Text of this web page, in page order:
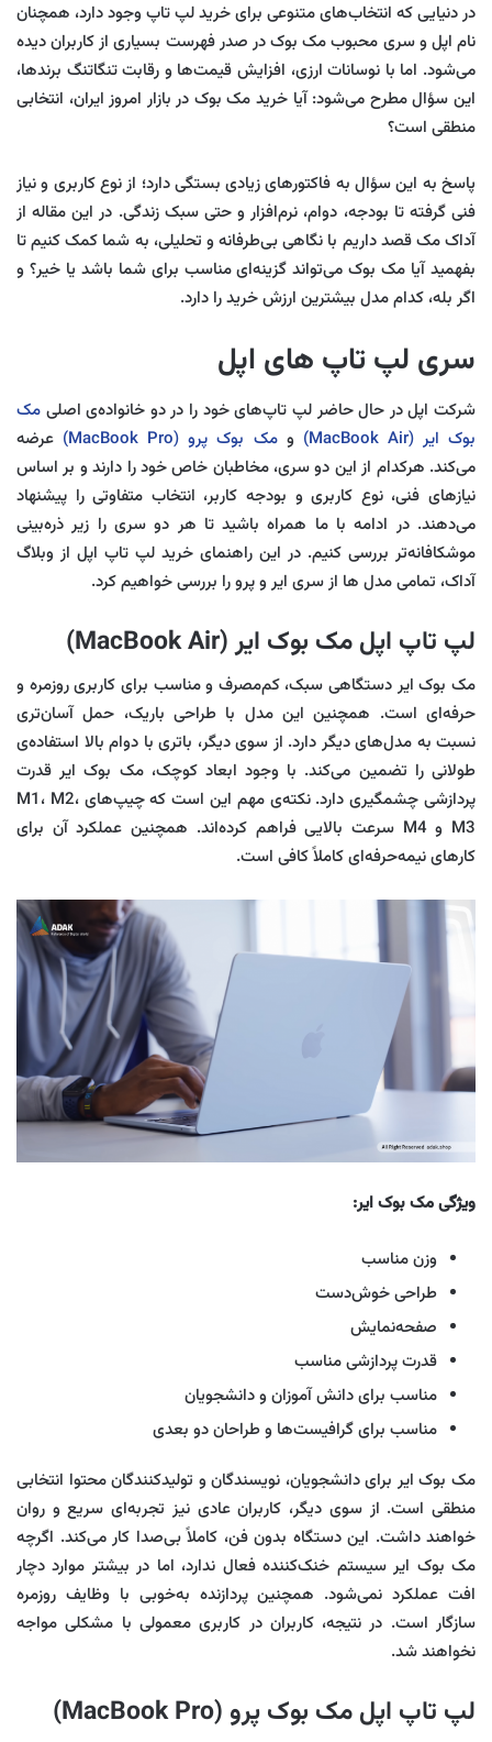
در دنیایی که انتخاب‌های متنوعی برای خرید لپ تاپ وجود دارد، همچنان
نام اپل و سری محبوب مک بوک در صدر فهرست بسیاری از کاربران دیده
می‌شود. اما با نوسانات ارزی، افزایش قیمت‌ها و رقابت تنگاتنگ برندها،
این سؤال مطرح می‌شود: آیا خرید مک بوک در بازار امروز ایران، انتخابی
منطقی است؟
پاسخ به این سؤال به فاکتورهای زیادی بستگی دارد؛ از نوع کاربری و نیاز
فنی گرفته تا بودجه، دوام، نرم‌افزار و حتی سبک زندگی. در این مقاله از
آداک مک قصد داریم با نگاهی بی‌طرفانه و تحلیلی، به شما کمک کنیم تا
بفهمید آیا مک بوک می‌تواند گزینه‌ای مناسب برای شما باشد یا خیر؟ و
اگر بله، کدام مدل بیشترین ارزش خرید را دارد.
سری لپ تاپ های اپل
شرکت اپل در حال حاضر لپ تاپ‌های خود را در دو خانواده‌ی اصلی مک
بوک ایر (MacBook Air)
ومک بوک پرو (MacBook Pro)
عرضه
می‌کند. هرکدام از این دو سری، مخاطبان خاص خود را دارند و بر اساس
نیازهای فنی، نوع کاربری و بودجه کاربر، انتخاب متفاوتی را پیشنهاد
می‌دهند. در ادامه با ما همراه باشید تا هر دو سری را زیر ذره‌بینی
موشکافانه‌تر بررسی کنیم. در این راهنمای خرید لپ تاپ اپل از وبلاگ
آداک، تمامی مدل ها از سری ایر و پرو را بررسی خواهیم کرد.
لپ تاپ اپل مک‌ بوک ایر (MacBook Air)
مک بوک ایر دستگاهی سبک، کم‌مصرف و مناسب برای کاربری روزمره و
حرفه‌ای است. همچنین این مدل با طراحی باریک، حمل آسان‌تری
نسبت به مدل‌های دیگر دارد. از سوی دیگر، باتری با دوام بالا استفاده‌ی
طولانی را تضمین می‌کند. با وجود ابعاد کوچک، مک بوک ایر قدرت
پردازشی چشمگیری دارد. نکته‌ی مهم این است که چیپ‌های M1، M2،
M3 و M4 سرعت بالایی فراهم کرده‌اند. همچنین عملکرد آن برای
کارهای نیمه‌حرفه‌ای کاملاً کافی است.
ویژگی‌ مک بوک ایر:
وزن مناسب
طراحی خوش‌دست
صفحه‌نمایش
قدرت پردازشی مناسب
مناسب برای دانش آموزان و دانشجویان
مناسب برای گرافیست‌ها و طراحان دو بعدی
مک بوک ایر برای دانشجویان، نویسندگان و تولیدکنندگان محتوا انتخابی
منطقی است. از سوی دیگر، کاربران عادی نیز تجربه‌ای سریع و روان
خواهند داشت. این دستگاه بدون فن، کاملاً بی‌صدا کار می‌کند. اگرچه
مک بوک ایر سیستم خنک‌کننده فعال ندارد، اما در بیشتر موارد دچار
افت عملکرد نمی‌شود. همچنین پردازنده به‌خوبی با وظایف روزمره
سازگار است. در نتیجه، کاربران در کاربری معمولی با مشکلی مواجه
نخواهند شد.
لپ تاپ اپل مک‌ بوک پرو (MacBook Pro)